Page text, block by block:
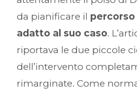
da pianificare il
adatto al suo caso.
riportava le due piccole
dell’intervento
rimarginate. Come